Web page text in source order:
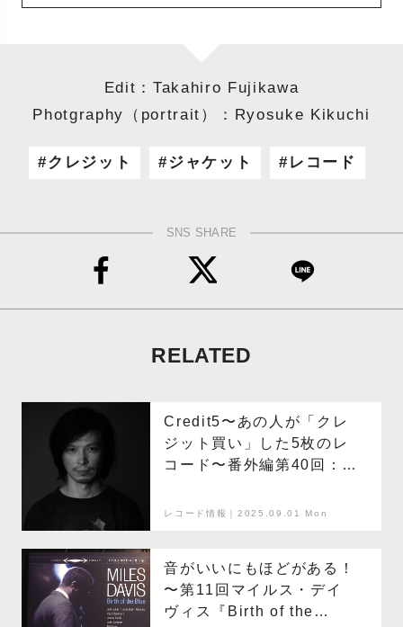
Edit：Takahiro Fujikawa
Photgraphy（portrait）：Ryosuke Kikuchi
クレジット ジャケット レコード
SNS SHARE
RELATED
Credit5〜あの人が「クレ
ジット買い」した5枚のレ
コード〜番外編第40回：田
レコード情報｜2025.09.01 Mon
音がいいにもほどがある！
〜第11回マイルス・デイ
ヴィス『Birth of the